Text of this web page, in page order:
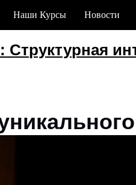
Наши Курсы Новости